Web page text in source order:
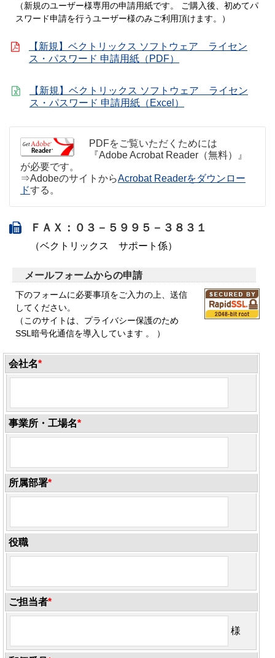
（新規のユーザー様専用の申請用紙です。 ご購入後、初めてパ
スワード申請を行うユーザー様のみご利用頂けます。）
【新規】ベクトリックス ソフトウェア ライセン
ス・パスワード 申請用紙（PDF）
【新規】ベクトリックス ソフトウェア ライセン
ス・パスワード 申請用紙（Excel）
PDFをご覧いただくためには
『Adobe Acrobat Reader（無料）』
が必要です。
⇒AdobeのサイトからAcrobat Readerをダウンロー
ドする。
ＦＡＸ：０３－５９９５－３８３１
（ベクトリックス サポート係）
メールフォームからの申請
下のフォームに必要事項をご入力の上、送信
してください。
（このサイトは、プライバシー保護のため
SSL暗号化通信を導入しています 。 ）
会社名*
事業所・工場名*
所属部署*
役職
ご担当者*
様